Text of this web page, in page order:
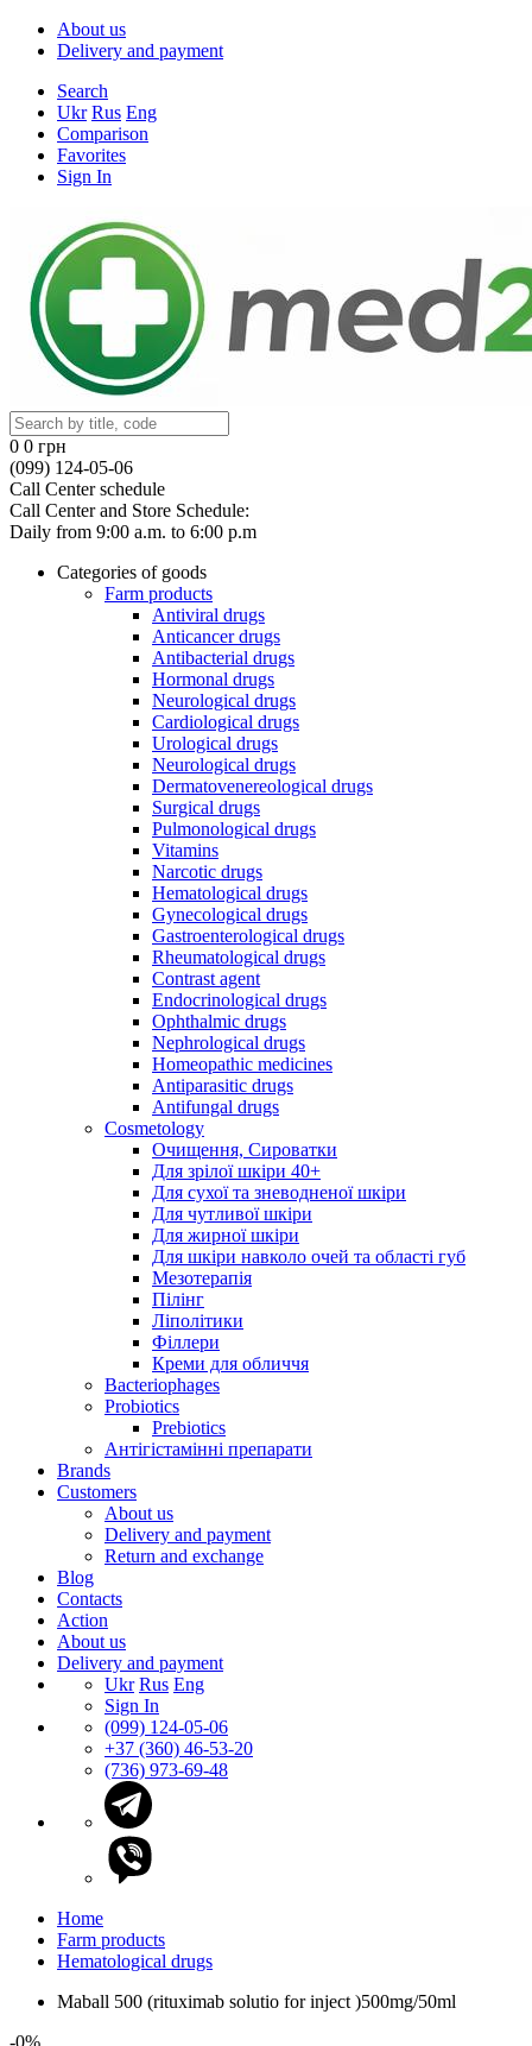
About us
Delivery and payment
Search
Ukr Rus Eng
Comparison
Favorites
Sign In
0 0 грн
(099) 124-05-06
Call Center schedule
Call Center and Store Schedule:
Daily from 9:00 a.m. to 6:00 p.m
Categories of goods
Farm products
Antiviral drugs
Anticancer drugs
Antibacterial drugs
Hormonal drugs
Neurological drugs
Cardiological drugs
Urological drugs
Neurological drugs
Dermatovenereological drugs
Surgical drugs
Pulmonological drugs
Vitamins
Narcotic drugs
Hematological drugs
Gynecological drugs
Gastroenterological drugs
Rheumatological drugs
Contrast agent
Endocrinological drugs
Ophthalmic drugs
Nephrological drugs
Homeopathic medicines
Antiparasitic drugs
Antifungal drugs
Cosmetology
Очищення, Сироватки
Для зрілої шкіри 40+
Для сухої та зневодненої шкіри
Для чутливої шкіри
Для жирної шкіри
Для шкіри навколо очей та області губ
Мезотерапія
Пілінг
Ліполітики
Філлери
Креми для обличчя
Bacteriophages
Probiotics
Prebiotics
Антігістамінні препарати
Brands
Customers
About us
Delivery and payment
Return and exchange
Blog
Contacts
Action
About us
Delivery and payment
Ukr Rus Eng
Sign In
(099) 124-05-06
+37 (360) 46-53-20
(736) 973-69-48
Home
Farm products
Hematological drugs
Maball 500 (rituximab solutio for inject )500mg/50ml
-0%